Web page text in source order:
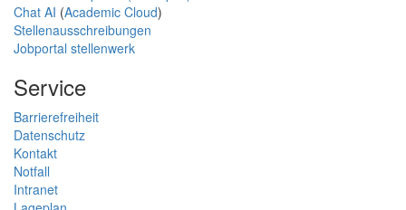
Chat AI (Academic Cloud)
Stellenausschreibungen
Jobportal stellenwerk
Service
Barrierefreiheit
Datenschutz
Kontakt
Notfall
Intranet